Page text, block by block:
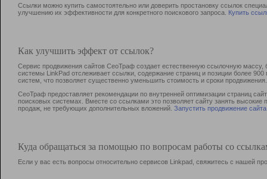
Ссылки можно купить самостоятельно или доверить простановку ссылок
улучшению их эффективности для конкретного поискового запроса. Купить
Как улучшить эффект от ссылок?
Сервис продвижения сайтов СеоТраф создает естественную ссылочную
системы LinkPad отслеживает ссылки, содержание страниц и позиции более
систем, что позволяет существенно уменьшить стоимость и сроки продвижения.
СеоТраф предоставляет рекомендации по внутренней оптимизации страниц
поисковых системах. Вместе со ссылками это позволяет сайту занять
продаж, не требующих дополнительных вложений. Запустить продвижение сайта
Куда обращаться за помощью по вопросам работы со
Если у вас есть вопросы относительно сервисов Linkpad, свяжитесь с нашей